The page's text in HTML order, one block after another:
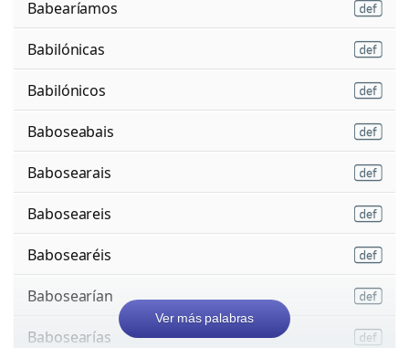
Babearíamos
Babilónicas
Babilónicos
Baboseabais
Babosearais
Baboseareis
Babosearéis
Babosearían
Babosearías
Ver más palabras